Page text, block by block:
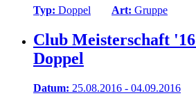
Typ: Doppel Art: Gruppe
Club Meisterschaft
Doppel
Datum: 25.08.2016 - 04.09.2016